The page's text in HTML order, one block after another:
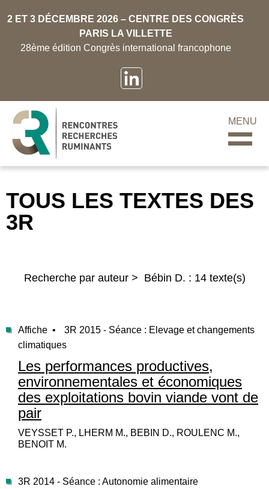
2 ET 3 DÉCEMBRE 2026 – CENTRE DES CONGRÈS
PARIS LA VILLETTE
28ème édition Congrès international francophone
MENU
TOUS LES TEXTES DES
3R
Recherche par auteur > Bébin D. : 14 texte(s)
Affiche •
3R 2015 - Séance : Elevage et changements
climatiques
Les performances productives,
environnementales et économiques
des exploitations bovin viande vont de
pair
VEYSSET P., LHERM M., BEBIN D., ROULENC M.,
BENOIT M.
3R 2014 - Séance : Autonomie alimentaire